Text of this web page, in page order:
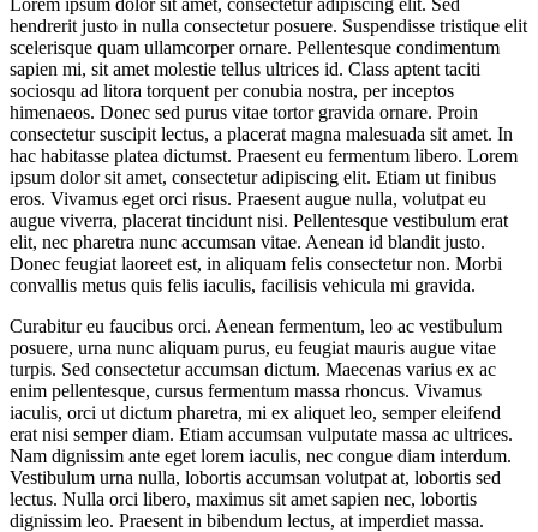
Lorem ipsum dolor sit amet, consectetur adipiscing elit. Sed
hendrerit justo in nulla consectetur posuere. Suspendisse tristique elit
scelerisque quam ullamcorper ornare. Pellentesque condimentum
sapien mi, sit amet molestie tellus ultrices id. Class aptent taciti
sociosqu ad litora torquent per conubia nostra, per inceptos
himenaeos. Donec sed purus vitae tortor gravida ornare. Proin
consectetur suscipit lectus, a placerat magna malesuada sit amet. In
hac habitasse platea dictumst. Praesent eu fermentum libero. Lorem
ipsum dolor sit amet, consectetur adipiscing elit. Etiam ut finibus
eros. Vivamus eget orci risus. Praesent augue nulla, volutpat eu
augue viverra, placerat tincidunt nisi. Pellentesque vestibulum erat
elit, nec pharetra nunc accumsan vitae. Aenean id blandit justo.
Donec feugiat laoreet est, in aliquam felis consectetur non. Morbi
convallis metus quis felis iaculis, facilisis vehicula mi gravida.
Curabitur eu faucibus orci. Aenean fermentum, leo ac vestibulum
posuere, urna nunc aliquam purus, eu feugiat mauris augue vitae
turpis. Sed consectetur accumsan dictum. Maecenas varius ex ac
enim pellentesque, cursus fermentum massa rhoncus. Vivamus
iaculis, orci ut dictum pharetra, mi ex aliquet leo, semper eleifend
erat nisi semper diam. Etiam accumsan vulputate massa ac ultrices.
Nam dignissim ante eget lorem iaculis, nec congue diam interdum.
Vestibulum urna nulla, lobortis accumsan volutpat at, lobortis sed
lectus. Nulla orci libero, maximus sit amet sapien nec, lobortis
dignissim leo. Praesent in bibendum lectus, at imperdiet massa.